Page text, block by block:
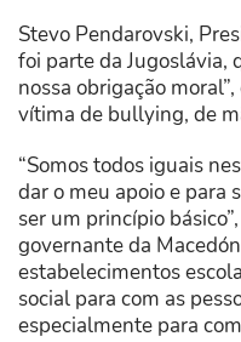
Stevo Pendarovski,
foi parte da Jugoslávia,
nossa obrigação
vítima de bullying, de
“Somos todos iguais
dar o meu apoio e para
ser um princípio
governante da
estabelecimentos
social para com as
especialmente para